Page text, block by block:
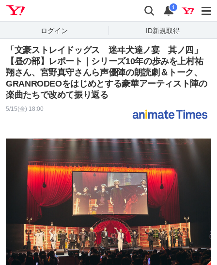
検索 通知
i
ログイン ID新規取得
「文豪ストレイドッグス 迷ヰ犬達ノ宴 其ノ四」
【昼の部】レポート｜シリーズ10年の歩みを上村祐
翔さん、宮野真守さんら声優陣の朗読劇＆トーク、
GRANRODEOをはじめとする豪華アーティスト陣の
楽曲たちで改めて振り返る
5/15(金) 18:00